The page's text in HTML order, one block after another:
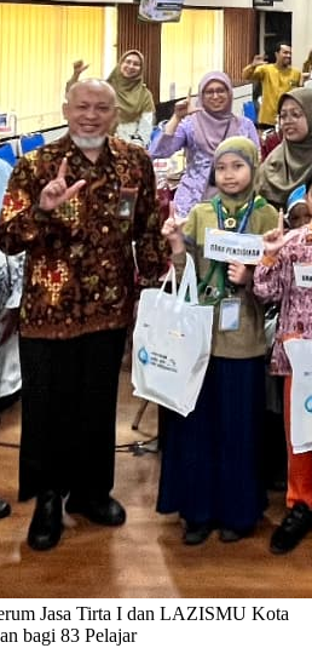
Jasa Tirta I dan LAZISMU Kota
bagi 83 Pelajar